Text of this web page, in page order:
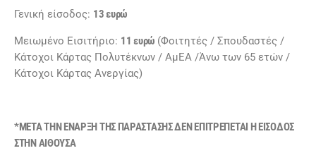
Γενική είσοδος: 13 ευρώ
Μειωμένο Εισιτήριο: 11 ευρώ (Φοιτητές / Σπουδαστές /
Κάτοχοι Κάρτας Πολυτέκνων / ΑμΕΑ /Άνω των 65 ετών /
Κάτοχοι Κάρτας Ανεργίας)
*ΜΕΤΑ ΤΗΝ ΕΝΑΡΞΗ ΤΗΣ ΠΑΡΑΣΤΑΣΗΣ ΔΕΝ ΕΠΙΤΡΕΠΕΤΑΙ Η ΕΙΣΟΔΟΣ
ΣΤΗΝ ΑΙΘΟΥΣΑ